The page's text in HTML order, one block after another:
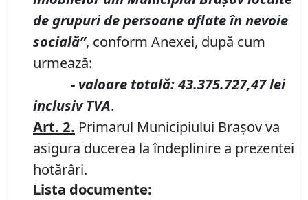
de grupuri de persoane aflate în nevoie
socială”, conform Anexei, după cum
urmează:
- valoare totală: 43.375.727,47 lei
inclusiv TVA.
Art. 2. Primarul Municipiului Braşov va
asigura ducerea la îndeplinire a prezentei
hotărâri.
Lista documente: